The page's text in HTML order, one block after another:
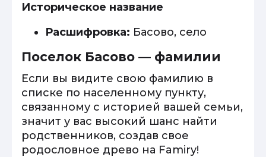
Историческое название
Расшифровка: Басово, село
Поселок Басово — фамилии
Если вы видите свою фамилию в
списке по населенному пункту,
связанному с историей вашей семьи,
значит у вас высокий шанс найти
родственников, создав свое
родословное древо на Famiry!